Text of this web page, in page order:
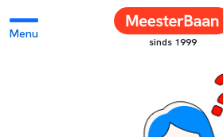
Menu
sinds 1999